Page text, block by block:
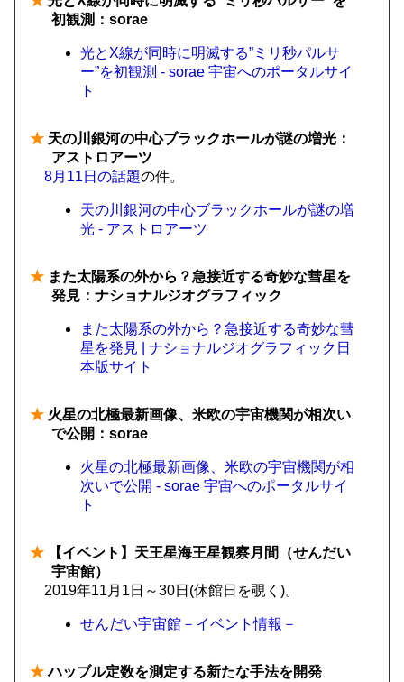
初観測：sorae
光とX線が同時に明滅する”ミリ秒パルサ
ー”を初観測 - sorae 宇宙へのポータルサイ
ト
★ 天の川銀河の中心ブラックホールが謎の増光：
アストロアーツ
8月11日の話題の件。
天の川銀河の中心ブラックホールが謎の増
光 - アストロアーツ
★ また太陽系の外から？急接近する奇妙な彗星を
発見：ナショナルジオグラフィック
また太陽系の外から？急接近する奇妙な彗
星を発見 | ナショナルジオグラフィック日
本版サイト
★ 火星の北極最新画像、米欧の宇宙機関が相次い
で公開：sorae
火星の北極最新画像、米欧の宇宙機関が相
次いで公開 - sorae 宇宙へのポータルサイ
ト
★ 【イベント】天王星海王星観察月間（せんだい
宇宙館）
2019年11月1日～30日(休館日を覗く)。
せんだい宇宙館－イベント情報－
★ハッブル定数を測定する新たな手法を開発